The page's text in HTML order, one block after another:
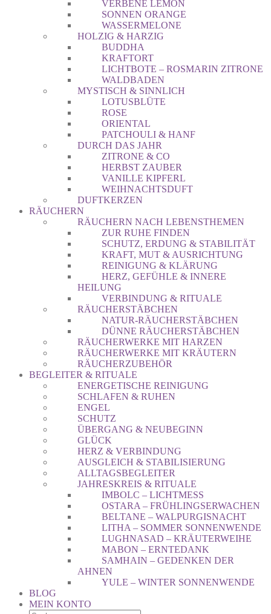
VERBENE LEMON
SONNEN ORANGE
WASSERMELONE
HOLZIG & HARZIG
BUDDHA
KRAFTORT
LICHTBOTE – ROSMARIN ZITRONE
WALDBADEN
MYSTISCH & SINNLICH
LOTUSBLÜTE
ROSE
ORIENTAL
PATCHOULI & HANF
DURCH DAS JAHR
ZITRONE & CO
HERBST ZAUBER
VANILLE KIPFERL
WEIHNACHTSDUFT
DUFTKERZEN
RÄUCHERN
RÄUCHERN NACH LEBENSTHEMEN
ZUR RUHE FINDEN
SCHUTZ, ERDUNG & STABILITÄT
KRAFT, MUT & AUSRICHTUNG
REINIGUNG & KLÄRUNG
HERZ, GEFÜHLE & INNERE
HEILUNG
VERBINDUNG & RITUALE
RÄUCHERSTÄBCHEN
NATUR-RÄUCHERSTÄBCHEN
DÜNNE RÄUCHERSTÄBCHEN
RÄUCHERWERKE MIT HARZEN
RÄUCHERWERKE MIT KRÄUTERN
RÄUCHERZUBEHÖR
BEGLEITER & RITUALE
ENERGETISCHE REINIGUNG
SCHLAFEN & RUHEN
ENGEL
SCHUTZ
ÜBERGANG & NEUBEGINN
GLÜCK
HERZ & VERBINDUNG
AUSGLEICH & STABILISIERUNG
ALLTAGSBEGLEITER
JAHRESKREIS & RITUALE
IMBOLC – LICHTMESS
OSTARA – FRÜHLINGSERWACHEN
BELTANE – WALPURGISNACHT
LITHA – SOMMER SONNENWENDE
LUGHNASAD – KRÄUTERWEIHE
MABON – ERNTEDANK
SAMHAIN – GEDENKEN DER
AHNEN
YULE – WINTER SONNENWENDE
BLOG
MEIN KONTO